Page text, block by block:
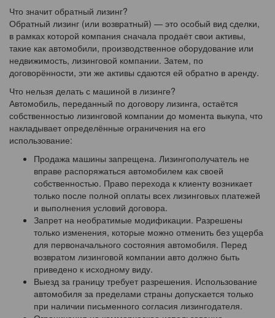
Что значит обратный лизинг?
Обратный лизинг (или возвратный) — это особый вид сделки,
в рамках которой компания сначала продаёт свои активы,
такие как автомобили, производственное оборудование или
недвижимость, лизинговой компании. Затем, по
договорённости, эти же активы сдаются ей обратно в аренду.
Что нельзя делать с машиной в лизинге?
Автомобиль, переданный по договору лизинга, остаётся
собственностью лизинговой компании до момента выкупа, что
накладывает определённые ограничения на его
использование:
Продажа машины запрещена. Лизингополучатель не
вправе распоряжаться автомобилем как своей
собственностью. Право перехода к клиенту возникает
только после полной оплаты всех лизинговых платежей
и выполнения условий договора.
Запрет на необратимые модификации. Разрешены
только изменения, которые можно отменить без ущерба
для первоначального состояния автомобиля. Перед
возвратом лизинговой компании авто должно быть
приведено к исходному виду.
Выезд за границу требует разрешения. Использование
автомобиля за пределами страны допускается только
при наличии письменного согласия лизингодателя.